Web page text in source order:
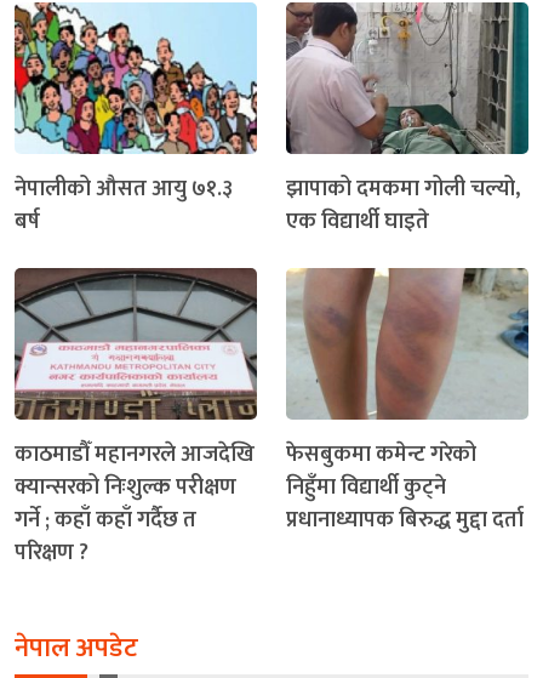
नेपालीको औसत आयु ७१.३
बर्ष
झापाको दमकमा गोली चल्यो,
एक विद्यार्थी घाइते
काठमाडौँ महानगरले आजदेखि
क्यान्सरको निःशुल्क परीक्षण
गर्ने ; कहाँ कहाँ गर्दैछ त
परिक्षण ?
फेसबुकमा कमेन्ट गरेको
निहुँमा विद्यार्थी कुट्ने
प्रधानाध्यापक बिरुद्ध मुद्दा दर्ता
नेपाल अपडेट